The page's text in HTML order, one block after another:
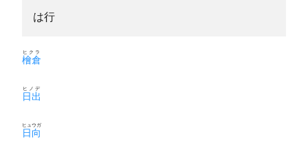
は行
檜倉
ヒクラ
日出
ヒノデ
日向
ヒュウガ